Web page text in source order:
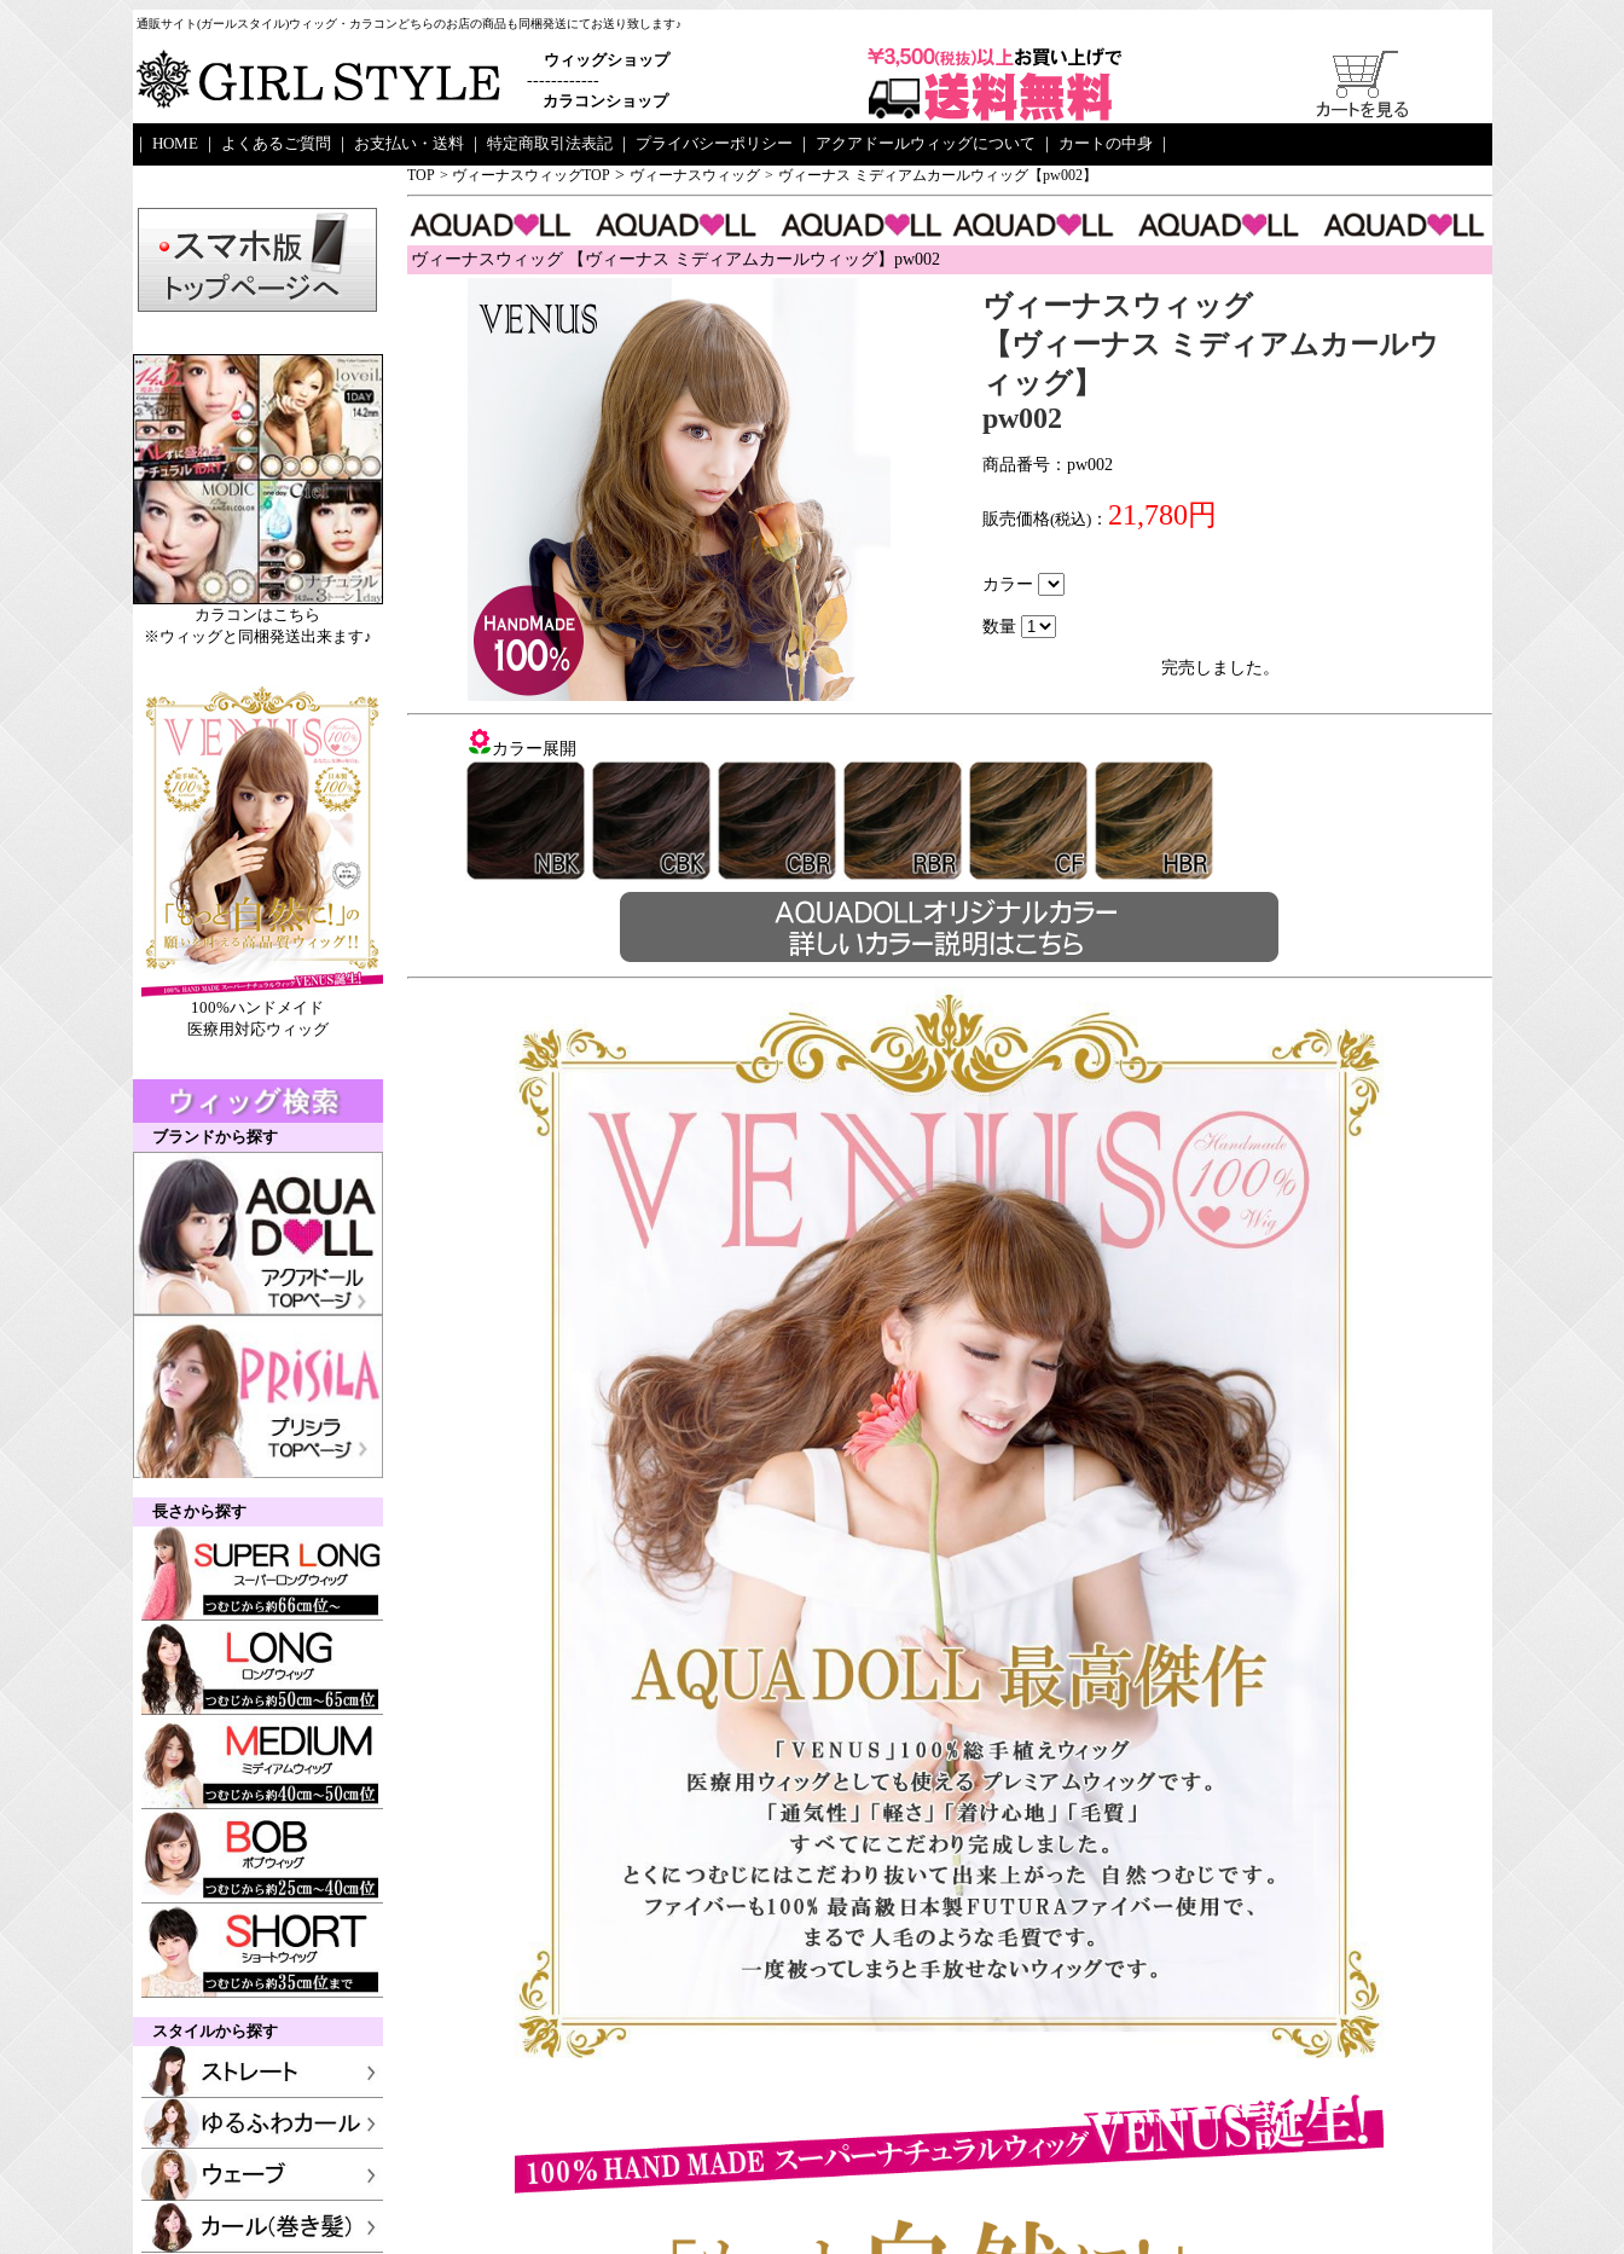
通販サイト(ガールスタイル)ウィッグ・カラコンどちらのお店の商品も同梱発送にてお送り致します♪
ウィッグショップ
------------
カラコンショップ
｜ HOME｜ よくあるご質問 ｜ お支払い・送料｜ 特定商取引法表記｜ プライバシーポリシー ｜ アクアドールウィッグについて ｜ カートの中身｜
カラコンはこちら
※ウィッグと同梱発送出来ます♪
100%ハンドメイド
医療用対応ウィッグ
ブランドから探す
長さから探す
スタイルから探す
TOP > ヴィーナスウィッグTOP> ヴィーナスウィッグ > ヴィーナス ミディアムカールウィッグ【pw002】
ヴィーナスウィッグ 【ヴィーナス ミディアムカールウィッグ】pw002
ヴィーナスウィッグ
【ヴィーナス ミディアムカールウ
ィッグ】
pw002
商品番号：pw002
販売価格(税込) ： 21,780円
カラー
数量
完売しました。
カラー展開